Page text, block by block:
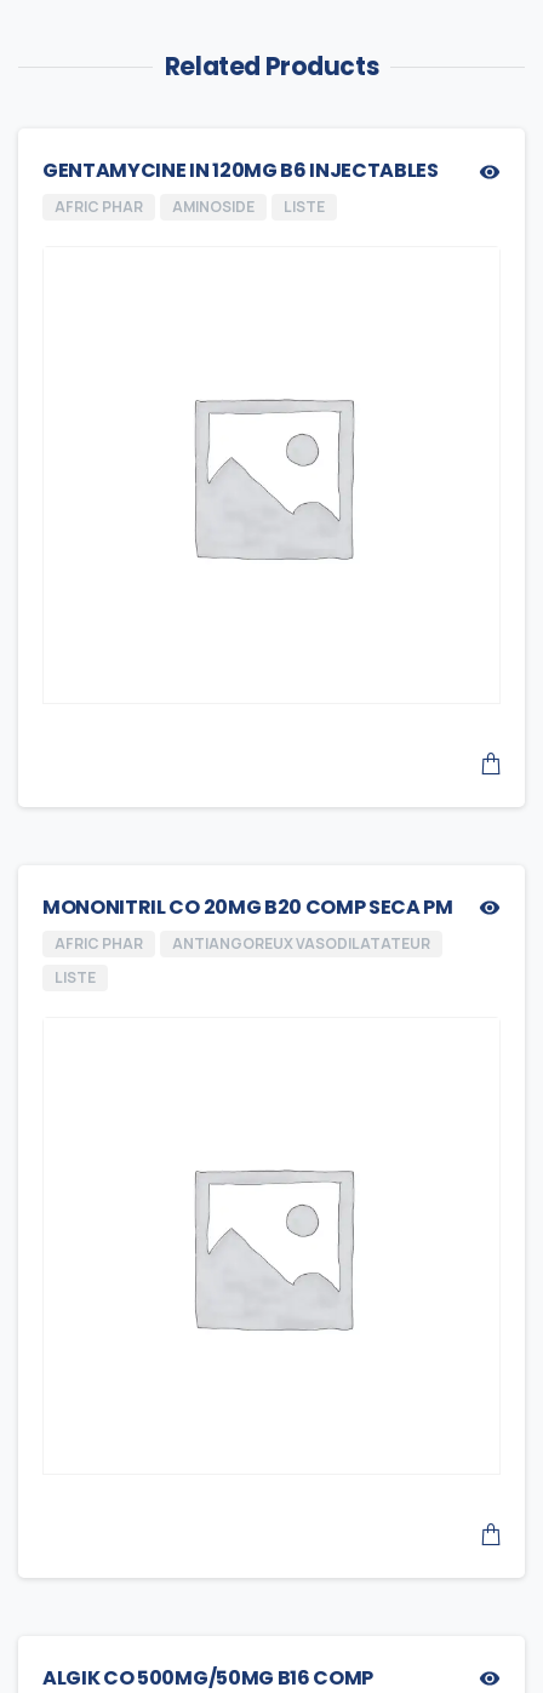
Related Products
GENTAMYCINE IN 120MG B6 INJECTABLES
AFRIC PHAR AMINOSIDE LISTE
MONONITRIL CO 20MG B20 COMP SECA PM
AFRIC PHAR
ANTIANGOREUX VASODILATATEUR
LISTE
ALGIK CO 500MG/50MG B16 COMP